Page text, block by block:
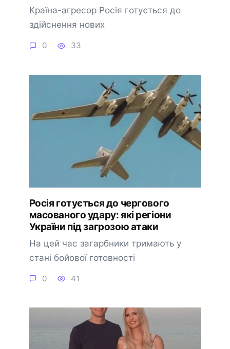
Країна-агресор Росія готується до
здійснення нових
0 33
Росія готується до чергового
масованого удару: які регіони
України під загрозою атаки
На цей час загарбники тримають у
стані бойової готовності
0 41